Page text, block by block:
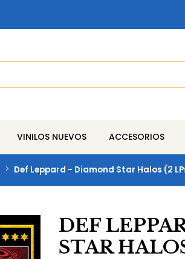
VINILOS NUEVOS ACCESORIOS
Def Leppard - Diamond Star Halos (2
DEF
STAR